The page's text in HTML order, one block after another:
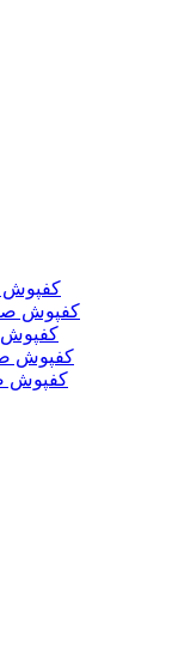
کفپوش
کفپوش
کفپوش
کفپوش